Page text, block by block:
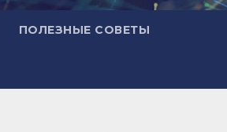
ПОЛЕЗНЫЕ СОВЕТЫ